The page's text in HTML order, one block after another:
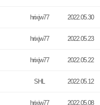
hrixjw77 2022.05.30
hrixjw77 2022.05.23
hrixjw77 2022.05.22
SHL 2022.05.12
hrixjw77 2022.05.08